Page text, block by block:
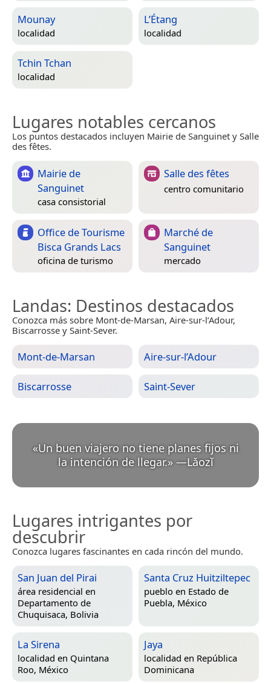
Mounay
localidad
L’Étang
localidad
Tchin Tchan
localidad
Lugares notables cercanos
Los puntos destacados incluyen Mairie de Sanguinet y Salle
des fêtes.
Mairie de
Sanguinet
casa consistorial
Salle des fêtes
centro comunitario
Office de Tourisme
Bisca Grands Lacs
oficina de turismo
Marché de
Sanguinet
mercado
Landas: Destinos destacados
Conozca más sobre Mont-de-Marsan, Aire-sur-l’Adour,
Biscarrosse y Saint-Sever.
Mont-de-Marsan Aire-sur-l’Adour
Biscarrosse Saint-Sever
«Un buen viajero no tiene planes fijos ni
la intención de llegar.» —Lǎozǐ
Lugares intrigantes por
descubrir
Conozca lugares fascinantes en cada rincón del mundo.
San Juan del Pirai
área residencial en
Departamento de
Chuquisaca, Bolivia
Santa Cruz Huitziltepec
pueblo en Estado de
Puebla, México
La Sirena
localidad en Quintana
Roo, México
Jaya
localidad en República
Dominicana